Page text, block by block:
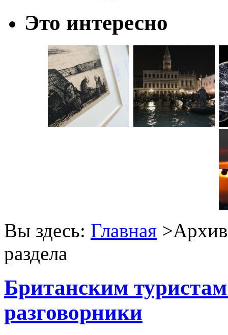
Это интересно
Вы здесь: Главная >Архив
раздела
Британским
разговорники